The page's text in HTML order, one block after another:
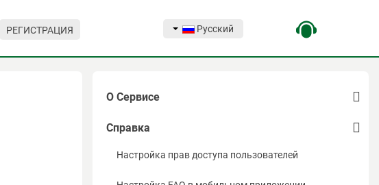
РЕГИСТРАЦИЯ Русский
О Сервисе
Возможности
Контакты
Справка
Настройка прав доступа пользователей